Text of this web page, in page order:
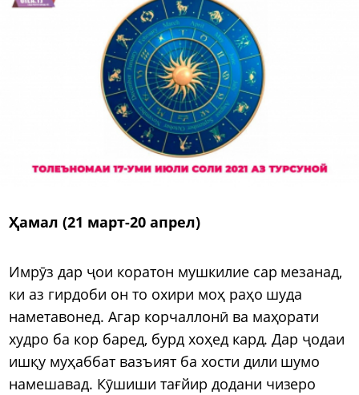
Ҳамал (21 март-20 апрел)
Имрӯз дар ҷои коратон мушкилие сар мезанад,
ки аз гирдоби он то охири моҳ раҳо шуда
наметавонед. Агар корчаллонӣ ва маҳорати
худро ба кор баред, бурд хоҳед кард. Дар ҷодаи
ишқу муҳаббат вазъият ба хости дили шумо
намешавад. Кӯшиши тағйир додани чизеро